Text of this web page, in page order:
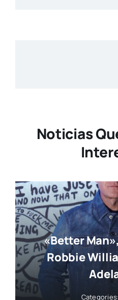
Noticias
«Better
Robbie
Categories: